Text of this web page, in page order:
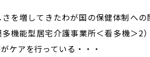
を増してきたわが国の保健体制へ
機能型居宅介護事業所＜看多機＞2
ケアを行っている・・・